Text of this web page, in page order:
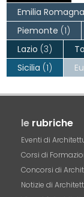
Emilia Romagna
Piemonte (1)
Lazio (3)
Sicilia (1)
le rubriche
Eventi di
Corsi di
Concorsi di
Notizie di